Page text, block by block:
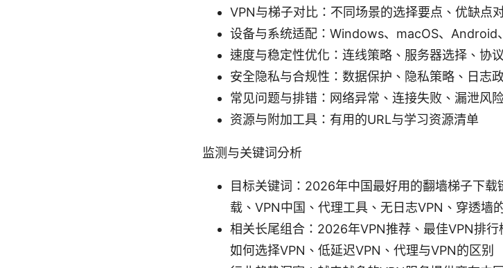
VPN与梯子对比：不同场景的选择要点、优缺点
设备与系统适配：Windows、macOS、Android
速度与稳定性优化：连线策略、服务器选择、协
安全隐私与合规性：数据保护、隐私策略、日志
常见问题与排错：网络异常、连接失败、漏泄风
资源与附加工具：有用的URL与学习资源清单
监测与关键词分析
目标关键词：2026年中国最好用的翻墙梯子下
载、VPN中国、代理工具、无日志VPN、穿透墙
相关长尾组合：2026年VPN推荐、最佳VPN排
如何选择VPN、低延迟VPN、代理与VPN的区别